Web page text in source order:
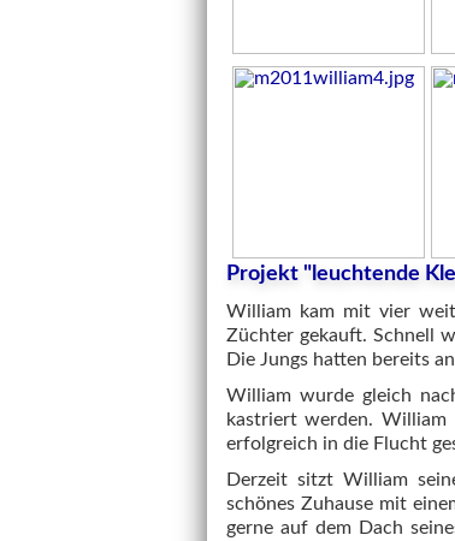
Projekt "leuchtende
William kam mit vier
Züchter gekauft. Schnell
Die Jungs hatten bereits
William wurde gleich
kastriert werden. William
erfolgreich in die Flucht
Derzeit sitzt William
schönes Zuhause mit
gerne auf dem Dach